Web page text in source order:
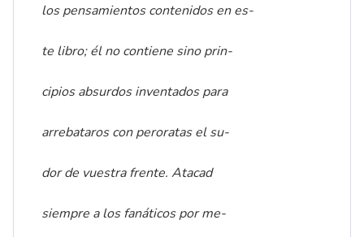
los pensamientos contenidos en es-
te libro; él no contiene sino prin-
cipios absurdos inventados para
arrebataros con peroratas el su-
dor de vuestra frente. Atacad
siempre a los fanáticos por me-